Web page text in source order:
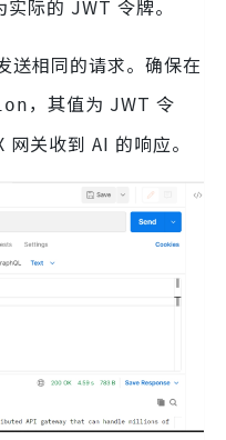
实际的 JWT 令牌。
送相同的请求。确保在
，其值为 JWT 令
关收到 AI 的响应。